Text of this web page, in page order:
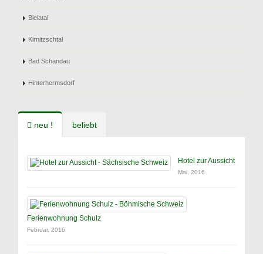
Bielatal
Kirnitzschtal
Bad Schandau
Hinterhermsdorf
neu ! beliebt
Hotel zur Aussicht
Mai, 2016
Ferienwohnung Schulz
Februar, 2016